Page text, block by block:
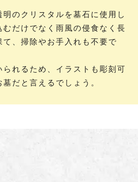
明のクリスタルを墓石に使用し
むだけでなく雨風の侵食なく長
、掃除やお手入れも不要で
られるため、イラストも彫刻可
だと言えるでしょう。